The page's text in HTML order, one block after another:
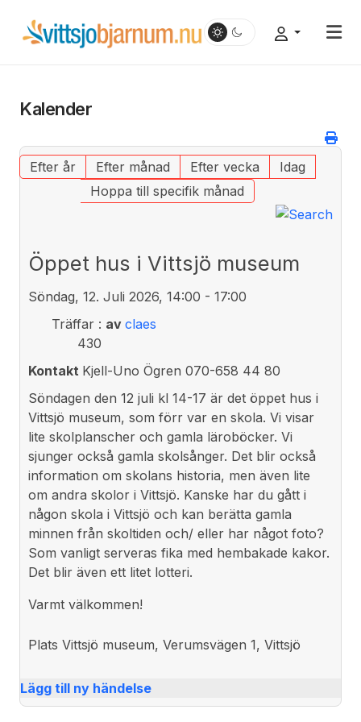
Kalender
Efter år Efter månad Efter vecka
Idag
Hoppa till specifik månad
Öppet hus i Vittsjö museum
Söndag, 12. Juli 2026, 14:00 - 17:00
Träffar:
430
av claes
Kontakt Kjell-Uno Ögren 070-658 44 80
Söndagen den 12 juli kl 14-17 är det öppet hus i
Vittsjö museum, som förr var en skola. Vi visar
lite skolplanscher och gamla läroböcker. Vi
sjunger också gamla skolsånger. Det blir också
information om skolans historia, men även lite
om andra skolor i Vittsjö. Kanske har du gått i
någon skola i Vittsjö och kan berätta gamla
minnen från skoltiden och/ eller har något foto?
Som vanligt serveras fika med hembakade kakor.
Det blir även ett litet lotteri.
Varmt välkommen!
Plats Vittsjö museum, Verumsvägen 1, Vittsjö
Lägg till ny händelse